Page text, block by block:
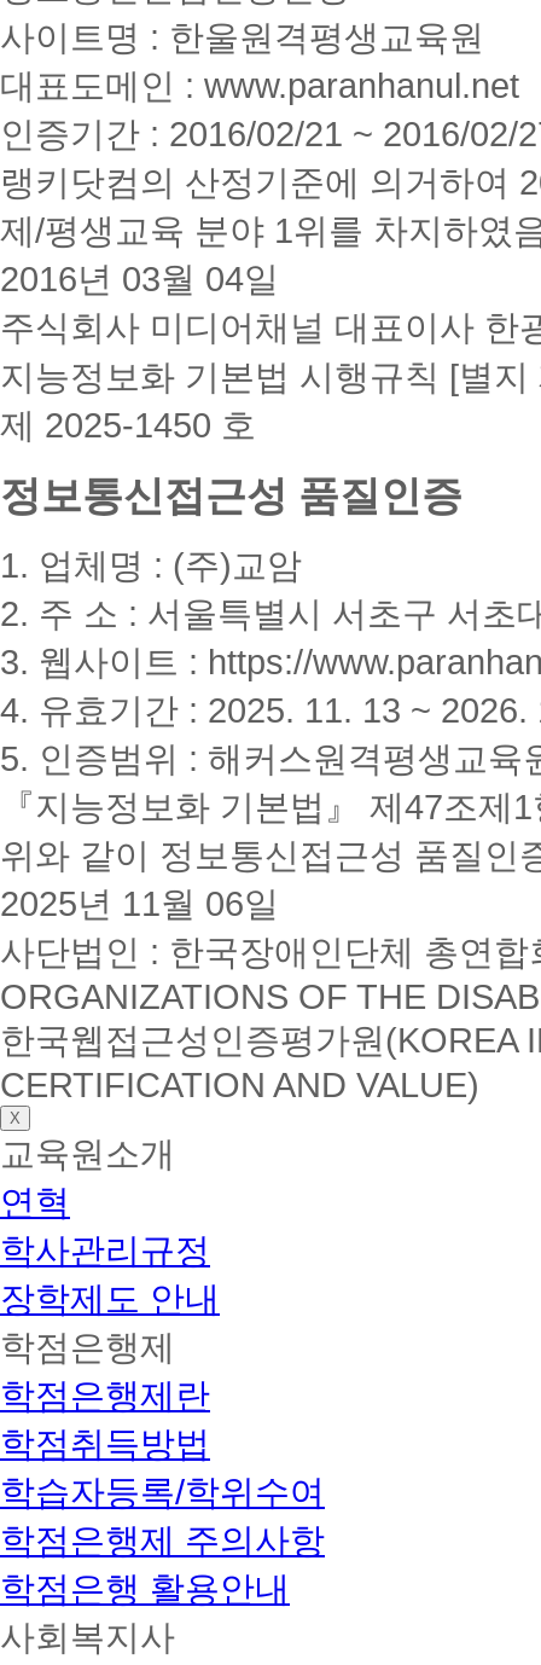
사이트명 : 한울원격평생교육원
대표도메인 : www.paranhanul.net
인증기간 : 2016/02/21 ~ 2016/02/
랭키닷컴의 산정기준에 의거하여
제/평생교육 분야 1위를 차지하였
2016년 03월 04일
주식회사 미디어채널 대표이사 한
지능정보화 기본법 시행규칙 [별지
제 2025-1450 호
정보통신접근성 품질인증
1. 업체명 : (주)교암
2. 주 소 : 서울특별시 서초구 서초
3. 웹사이트 : https://
4. 유효기간 : 2025. 11. 13 ~ 2026.
5. 인증범위 : 해커스원격평생교육
『지능정보화 기본법』 제47조
위와 같이 정보통신접근성 품질인
2025년 11월 06일
사단법인 : 한국장애인단체 총연
ORGANIZATIONS OF THE
한국웹접근성인증평가원(KOREA
CERTIFICATION AND VALUE)
X
교육원소개
연혁
학사관리규정
장학제도 안내
학점은행제
학점은행제란
학점취득방법
학습자등록/학위수여
학점은행제 주의사항
학점은행 활용안내
사회복지사